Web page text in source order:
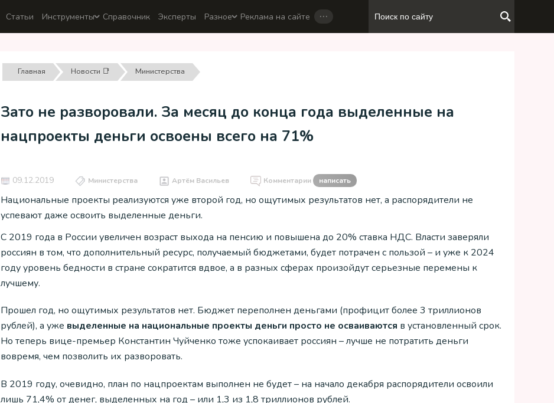
Статьи Инструменты Справочник Эксперты Разное Реклама на сайте …
Главная Новости 📑 Министерства
Зато не разворовали. За месяц до конца года выделенные на
нацпроекты деньги освоены всего на 71%
09.12.2019 Министерства Артём Васильев Комментарии написать
Национальные проекты реализуются уже второй год, но ощутимых результатов нет, а распорядители не
успевают даже освоить выделенные деньги.
С 2019 года в России увеличен возраст выхода на пенсию и повышена до 20% ставка НДС. Власти заверяли
россиян в том, что дополнительный ресурс, получаемый бюджетами, будет потрачен с пользой – и уже к 2024
году уровень бедности в стране сократится вдвое, а в разных сферах произойдут серьезные перемены к
лучшему.
Прошел год, но ощутимых результатов нет. Бюджет переполнен деньгами (профицит более 3 триллионов
рублей), а уже выделенные на национальные проекты деньги просто не осваиваются в установленный срок.
Но теперь вице-премьер Константин Чуйченко тоже успокаивает россиян – лучше не потратить деньги
вовремя, чем позволить их разворовать.
В 2019 году, очевидно, план по нацпроектам выполнен не будет – на начало декабря распорядители освоили
лишь 71,4% от денег, выделенных на год – или 1,3 из 1,8 триллионов рублей.